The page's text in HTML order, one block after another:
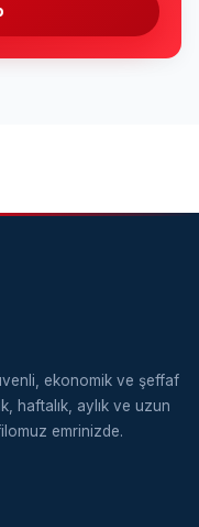
ekonomik ve şeffaf
haftalık, aylık ve uzun
emrinizde.